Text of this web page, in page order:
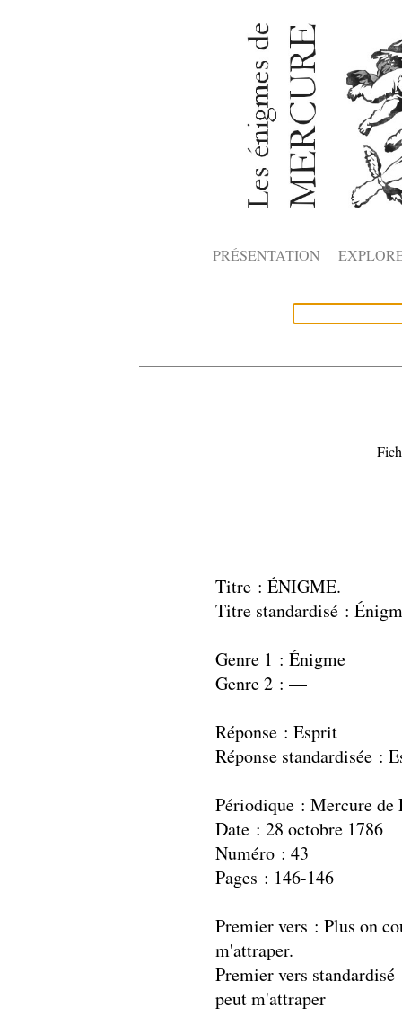
PRÉSENTATION
Titre : ÉNIGME.
Titre standardisé :
Genre 1 : Énigme
Genre 2 : —
Réponse : Esprit
Réponse standardisée :
Périodique : Mercure de
Date : 28 octobre 1786
Numéro : 43
Pages : 146-146
Premier vers : Plus on
m'attraper.
Premier vers
peut m'attraper